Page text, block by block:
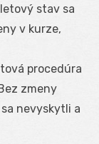
stav sa
v kurze,
procedúra
zmeny
nevyskytli a